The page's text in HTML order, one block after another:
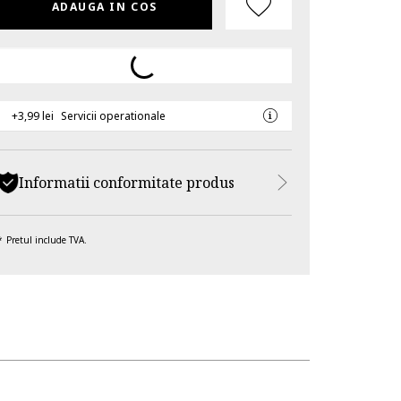
ADAUGA IN COS
+3,99 lei Servicii operationale
Informatii conformitate produs
Pretul include TVA.